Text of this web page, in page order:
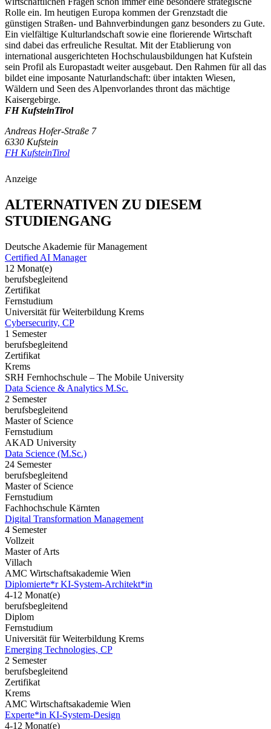
Rolle ein. Im heutigen Europa kommen der Grenzstadt die
günstigen Straßen- und Bahnverbindungen ganz besonders zu Gute.
Ein vielfältige Kulturlandschaft sowie eine florierende Wirtschaft
sind dabei das erfreuliche Resultat. Mit der Etablierung von
international ausgerichteten Hochschulausbildungen hat Kufstein
sein Profil als Europastadt weiter ausgebaut. Den Rahmen für all das
bildet eine imposante Naturlandschaft: über intakten Wiesen,
Wäldern und Seen des Alpenvorlandes thront das mächtige
Kaisergebirge.
FH KufsteinTirol
Andreas Hofer-Straße 7
6330 Kufstein
FH KufsteinTirol
Anzeige
ALTERNATIVEN ZU DIESEM
STUDIENGANG
Deutsche Akademie für Management
Certified AI Manager
12 Monat(e)
berufsbegleitend
Zertifikat
Fernstudium
Universität für Weiterbildung Krems
Cybersecurity, CP
1 Semester
berufsbegleitend
Zertifikat
Krems
SRH Fernhochschule – The Mobile University
Data Science & Analytics M.Sc.
2 Semester
berufsbegleitend
Master of Science
Fernstudium
AKAD University
Data Science (M.Sc.)
24 Semester
berufsbegleitend
Master of Science
Fernstudium
Fachhochschule Kärnten
Digital Transformation Management
4 Semester
Vollzeit
Master of Arts
Villach
AMC Wirtschaftsakademie Wien
Diplomierte*r KI-System-Architekt*in
4-12 Monat(e)
berufsbegleitend
Diplom
Fernstudium
Universität für Weiterbildung Krems
Emerging Technologies, CP
2 Semester
berufsbegleitend
Zertifikat
Krems
AMC Wirtschaftsakademie Wien
Experte*in KI-System-Design
4-12 Monat(e)